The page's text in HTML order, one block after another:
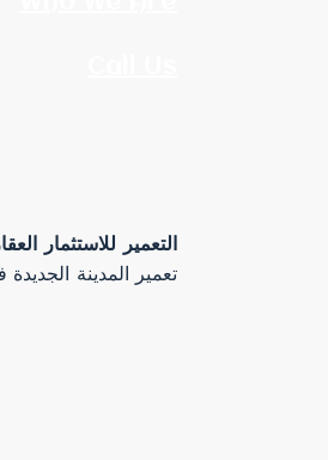
التعمير للاستثمار
تعمير المدينة